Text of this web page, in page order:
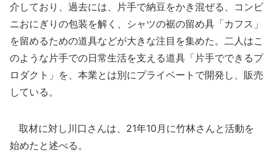
介しており、過去には、片手で納豆をかき混ぜる、コンビ
ニおにぎりの包装を解く、シャツの裾の留め具「カフス」
を留めるための道具などが大きな注目を集めた。二人はこ
のような片手での日常生活を支える道具「片手でできるプ
ロダクト」を、本業とは別にプライベートで開発し、販売
している。
取材に対し川口さんは、21年10月に竹林さんと活動を
始めたと述べる。